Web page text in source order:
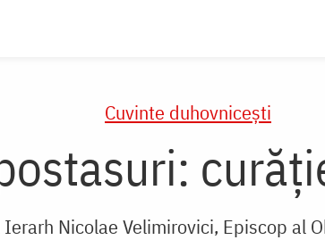
Cuvinte duhovnicești
Nicolae Velimirovici, Episcop al